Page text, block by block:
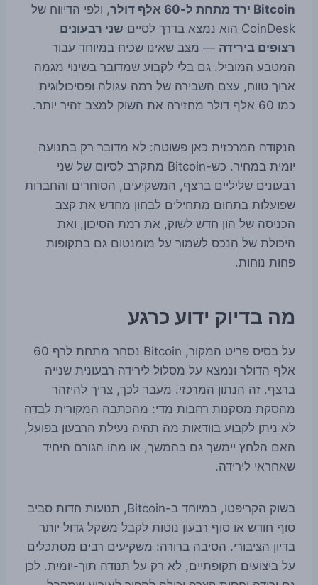
Bitcoin ירד מתחת ל-60 אלף דולר
, ולפי הדיווח של
CoinDesk הוא נמצא בדרך לסיים
שני רבעונים
רצופים בירידה — מצב שאינו שכיח במיוחד עבור
המטבע המוביל. גם בלי לקבוע שמדובר בשינוי מגמה
ארוך טווח, עצם השבירה של רמה עגולה ופסיכולוגית
כמו 60 אלף דולר מחזירה את השוק למצב זהיר יותר.
הנקודה המרכזית כאן פשוטה: לא מדובר רק בתנועה
יומית במחיר. כש-Bitcoin מתקרב לסיום של שני
רבעונים שליליים ברצף, המשקיעים, הסוחרים והחברות
שפועלות בתחום מתחילים לבחון מחדש את קצב
הכניסה של הון חדש לשוק, את רמת הסיכון, ואת
היכולת של הנכס לשמור על מומנטום גם בתקופות
פחות נוחות.
מה בדיוק ידוע כרגע
על בסיס פריט המקור, Bitcoin נסחר מתחת לרף 60
אלף הדולר ונמצא על מסלול לירידה רבעונית שנייה
ברצף. זה הנתון המרכזי. מעבר לכך, צריך להיזהר
מהסקת מסקנות רחבות מדי: מהכתבה המקורית לבדה
לא ניתן לקבוע בוודאות מה תהיה נעילת הרבעון בפועל,
האם הלחץ יימשך גם בהמשך, או מהו הגורם היחיד
שאחראי לירידה.
בשוק הקריפטו, במיוחד ב-Bitcoin, תנועות חדות סביב
סוף חודש או סוף רבעון נוטות לקבל משקל גדול יותר
בדיון הציבורי. הסיבה ברורה: משקיעים רבים מסתכלים
על ביצועים תקופתיים, לא רק על תנודה תוך-יומית. לכן